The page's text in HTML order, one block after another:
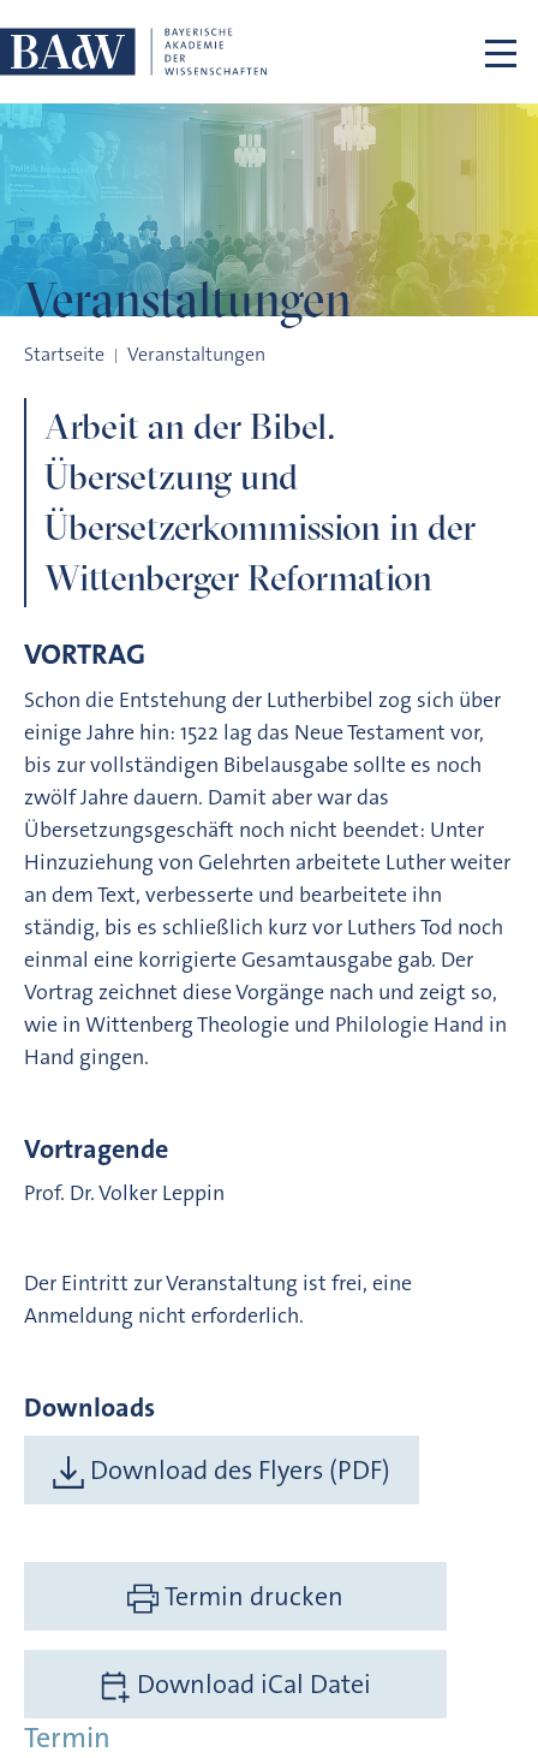
Veranstaltungen
Startseite Veranstaltungen
Arbeit an der Bibel.
Übersetzung und
Übersetzerkommission in der
Wittenberger Reformation
VORTRAG
Schon die Entstehung der Lutherbibel zog sich über
einige Jahre hin: 1522 lag das Neue Testament vor,
bis zur vollständigen Bibelausgabe sollte es noch
zwölf Jahre dauern. Damit aber war das
Übersetzungsgeschäft noch nicht beendet: Unter
Hinzuziehung von Gelehrten arbeitete Luther weiter
an dem Text, verbesserte und bearbeitete ihn
ständig, bis es schließlich kurz vor Luthers Tod noch
einmal eine korrigierte Gesamtausgabe gab. Der
Vortrag zeichnet diese Vorgänge nach und zeigt so,
wie in Wittenberg Theologie und Philologie Hand in
Hand gingen.
Vortragende
Prof. Dr. Volker Leppin
Der Eintritt zur Veranstaltung ist frei, eine
Anmeldung nicht erforderlich.
Downloads
Download des Flyers (PDF)
Termin drucken
Download iCal Datei
Termin